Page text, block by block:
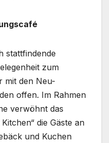
stattfindende
zum
mit den Neu-
offen. Im Rahmen
verwöhnt das
die Gäste an
und Kuchen